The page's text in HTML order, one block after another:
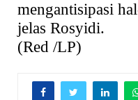
mengantisipasi
jelas Rosyidi.
(Red /LP)